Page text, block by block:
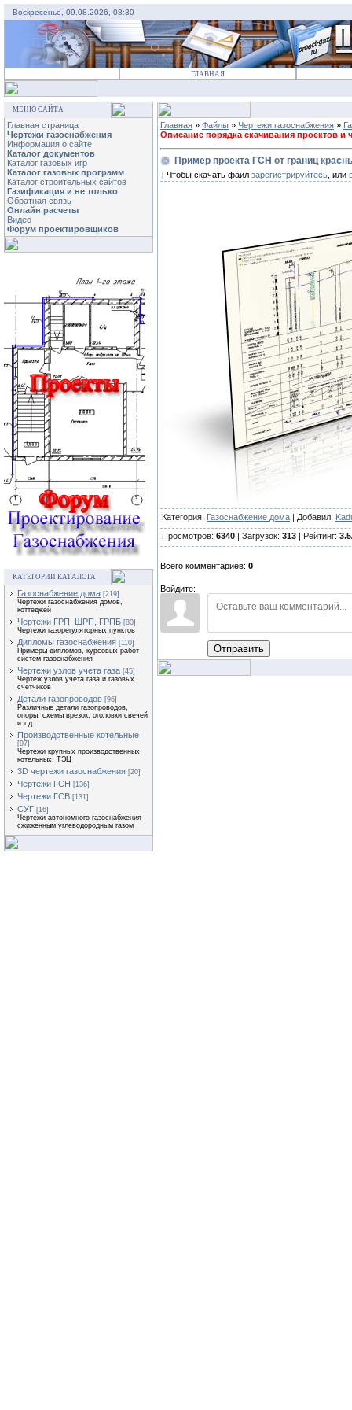
Воскресенье, 09.08.2026, 08:30
ГЛАВНАЯ
МЕНЮ САЙТА
Главная страница
Чертежи газоснабжения
Информация о сайте
Каталог документов
Каталог газовых игр
Каталог газовых программ
Каталог строительных сайтов
Газификация и не только
Обратная связь
Онлайн расчеты
Видео
Форум проектировщиков
КАТЕГОРИИ КАТАЛОГА
Газоснабжение дома [219]
Чертежи газоснабжения домов,
коттеджей
Чертежи ГРП, ШРП, ГРПБ [80]
Чертежи газорегуляторных пунктов
Дипломы газоснабжения [110]
Примеры дипломов, курсовых работ
систем газоснабжения
Чертежи узлов учета газа [45]
Чертеж узлов учета газа и газовых
счетчиков
Детали газопроводов [96]
Различные детали газопроводов,
опоры, схемы врезок, оголовки свечей
и т.д.
Производственные котельные
[97]
Чертежи крупных производственных
котельных, ТЭЦ
3D чертежи газоснабжения [20]
Чертежи ГСН [136]
Чертежи ГСВ [131]
СУГ [16]
Чертежи автономного газоснабжения
сжиженным углеводородным газом
Главная » Файлы » Чертежи газоснабжения »
Описание порядка скачивания проектов и
Пример проекта ГСН от границ
[ Чтобы скачать фаил зарегистрируйтесь , или
Категория: Газоснабжение дома | Добавил:
Просмотров: 6340 | Загрузок: 313 | Рейтинг: 3.5
Всего комментариев: 0
Войдите:
Отправить